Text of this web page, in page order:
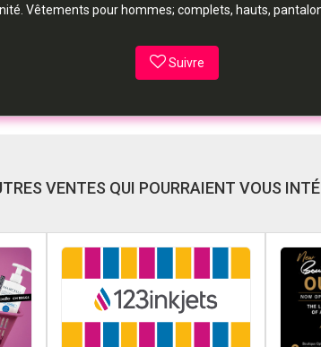
Vêtements pour hommes; complets, hauts,
Suivre
VENTES QUI POURRAIENT VOUS